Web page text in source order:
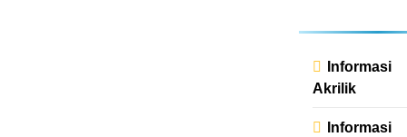
ago
0
1
TRADISIONAL
Alamat : Kp.
Informasi
Akrilik
Informasi